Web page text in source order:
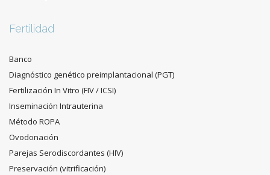
Fertilidad
Banco
Diagnóstico genético preimplantacional (PGT)
Fertilización In Vitro (FIV / ICSI)
Inseminación Intrauterina
Método ROPA
Ovodonación
Parejas Serodiscordantes (HIV)
Preservación (vitrificación)